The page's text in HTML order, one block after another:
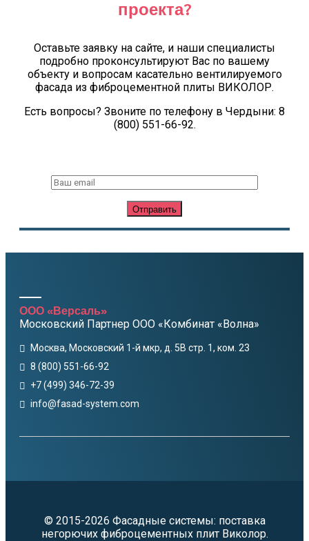
проекта?
Оставьте заявку на сайте, и наши специалисты
подробно проконсультируют Вас по вашему
объекту и вопросам касательно вентилируемого
фасада из фиброцементной плиты ВИКОЛОР.
Есть вопросы? Звоните по телефону в Чердыни: 8
(800) 551-66-92.
ООО «Версаль»
Московский Партнер ООО «Комбинат «Волна»
Москва, Московский 1-й мкр, д. 5В стр. 1, ком. 23
8 (800) 551-66-92
+7 (499) 346-72-39
info@fasad-system.com
© 2015-2026 Фасадные системы: поставка
негорючих фиброцементных плит Виколор.